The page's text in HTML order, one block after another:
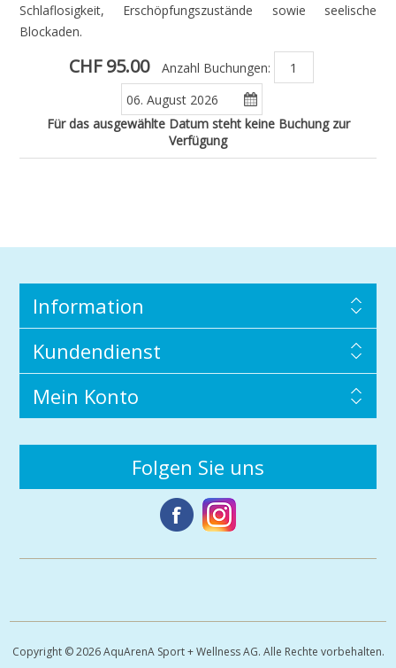
Schlaflosigkeit, Erschöpfungszustände sowie seelische
Blockaden.
CHF 95.00 Anzahl Buchungen:
Für das ausgewählte Datum steht keine Buchung zur
Verfügung
Information
Kundendienst
Mein Konto
Folgen Sie uns
Copyright © 2026 AquArenA Sport + Wellness AG. Alle Rechte vorbehalten.